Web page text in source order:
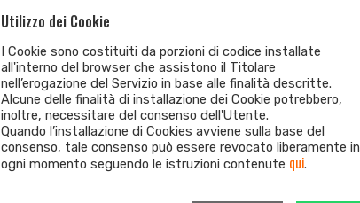
Utilizzo dei Cookie
I Cookie sono costituiti da porzioni di codice installate
all'interno del browser che assistono il Titolare
nell’erogazione del Servizio in base alle finalità descritte.
Alcune delle finalità di installazione dei Cookie potrebbero,
inoltre, necessitare del consenso dell'Utente.
Quando l’installazione di Cookies avviene sulla base del
consenso, tale consenso può essere revocato liberamente in
ogni momento seguendo le istruzioni contenute qui.